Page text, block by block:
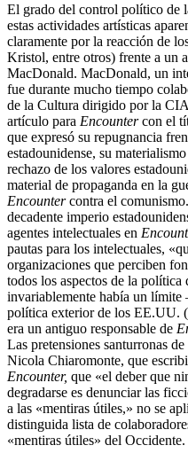
El grado del control político de
estas actividades artísticas
claramente por la reacción de
Kristol, entre otros) frente a un
MacDonald. MacDonald, un
fue durante mucho tiempo
de la Cultura dirigido por la
artículo para Encountercon el
que expresó su repugnancia
estadounidense, su
rechazo de los valores
material de propaganda en la
Encountercontra el
decadente imperio
agentes intelectuales en
pautas para los intelectuales,
organizaciones que perciben
todos los aspectos de la
invariablemente había un límite
política exterior de los EE.UU.
era un antiguo responsable de
Las pretensiones santurronas
Nicola Chiaromonte, que
Encounter, que «el deber que
degradarse es denunciar las
a las «mentiras útiles,» no se
distinguida lista de
«mentiras útiles» del Occidente.